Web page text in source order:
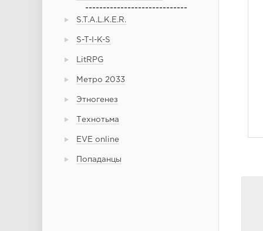
-----------------------------
S.T.A.L.K.E.R.
S-T-I-K-S
LitRPG
Метро 2033
Этногенез
Технотьма
EVE online
Попаданцы